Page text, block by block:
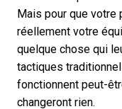
Mais pour que votre
réellement votre
quelque chose qui
tactiques
fonctionnent peut-
changeront rien.